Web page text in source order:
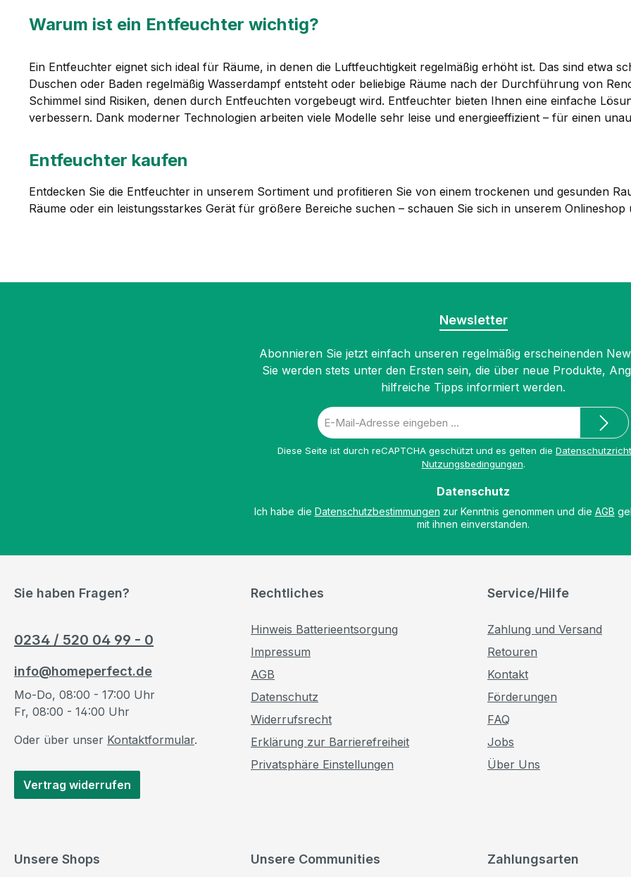
Warum ist ein Entfeuchter wichtig?
Ein Entfeuchter eignet sich ideal für Räume, in denen die Luftfeuchtigkeit regelmäßig erhöht ist. Das sind etwa
Duschen oder Baden regelmäßig Wasserdampf entsteht oder beliebige Räume nach der Durchführung von
Schimmel sind Risiken, denen durch Entfeuchten vorgebeugt wird. Entfeuchter bieten Ihnen eine einfache
verbessern. Dank moderner Technologien arbeiten viele Modelle sehr leise und energieeffizient – für einen
Entfeuchter kaufen
Entdecken Sie die Entfeuchter in unserem Sortiment und profitieren Sie von einem trockenen und gesunden
Räume oder ein leistungsstarkes Gerät für größere Bereiche suchen – schauen Sie sich in unserem Onlineshop
Newsletter
Abonnieren Sie jetzt einfach unseren regelmäßig erscheinenden
Sie werden stets unter den Ersten sein, die über neue Produkte,
hilfreiche Tipps informiert werden.
E-
Mail-
Diese Seite ist durch reCAPTCHA geschützt und es gelten die
Nutzungsbedingungen.
Datenschutz
Ich habe die Datenschutzbestimmungen zur Kenntnis genommen und die AGB
mit ihnen einverstanden.
Sie haben Fragen?
0234 / 520 04 99 - 0
info@homeperfect.de
Mo-Do, 08:00 - 17:00 Uhr
Fr, 08:00 - 14:00 Uhr
Oder über unser Kontaktformular.
Vertrag widerrufen
Rechtliches
Hinweis Batterieentsorgung
Impressum
AGB
Datenschutz
Widerrufsrecht
Erklärung zur Barrierefreiheit
Privatsphäre Einstellungen
Service/Hilfe
Zahlung und Versand
Retouren
Kontakt
Förderungen
FAQ
Jobs
Über Uns
Zahlungsarten
Unsere Communities
Unsere Shops